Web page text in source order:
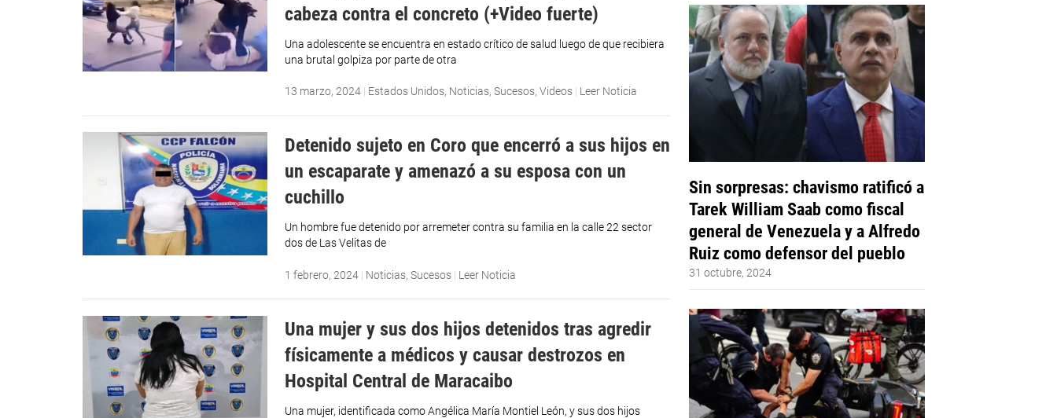
cabeza contra el concreto (+Video fuerte)
Una adolescente se encuentra en estado crítico de salud luego de que recibiera
una brutal golpiza por parte de otra
13 marzo, 2024 | Estados Unidos, Noticias,Sucesos,Videos | Leer Noticia
Detenido sujeto en Coro que encerró a sus hijos en
un escaparate y amenazó a su esposa con un
cuchillo
Un hombre fue detenido por arremeter contra su familia en la calle 22 sector
dos de Las Velitas de
1 febrero, 2024 | Noticias,Sucesos | Leer Noticia
Una mujer y sus dos hijos detenidos tras agredir
físicamente a médicos y causar destrozos en
Hospital Central de Maracaibo
Una mujer, identificada como Angélica María Montiel León, y sus dos hijos
Sin sorpresas: chavismo ratificó a
Tarek William Saab como fiscal
general de Venezuela y a Alfredo
Ruiz como defensor del pueblo
31 octubre, 2024